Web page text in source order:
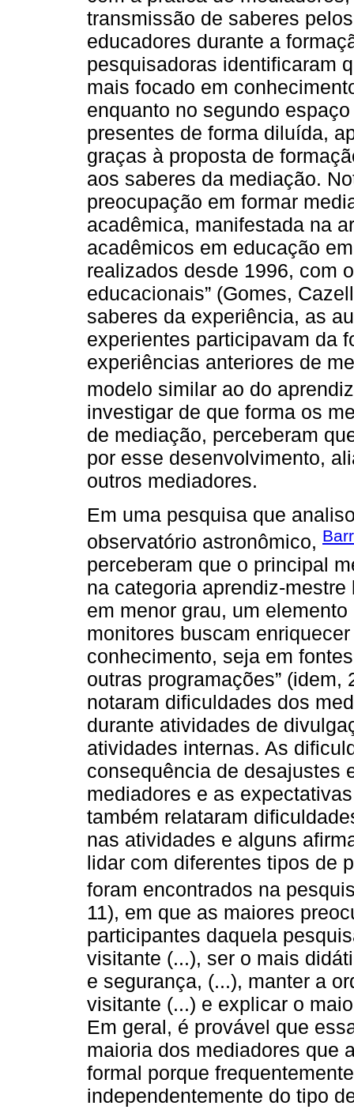
transmissão de saberes
educadores durante a
pesquisadoras identificaram
mais focado em
enquanto no segundo
presentes de forma diluída,
graças à proposta de
aos saberes da mediação.
preocupação em formar
acadêmica, manifestada na
acadêmicos em educação
realizados desde 1996, com
educacionais” (Gomes,
saberes da experiência, as
experientes participavam da
experiências anteriores de
modelo similar ao do
investigar de que forma os
de mediação, perceberam
por esse desenvolvimento,
outros mediadores.
Em uma pesquisa que
observatório astronômico,
perceberam que o principal
na categoria aprendiz-
em menor grau, um
monitores buscam
conhecimento, seja em
outras programações”
notaram dificuldades dos
durante atividades de
atividades internas. As
consequência de desajustes
mediadores e as
também relataram
nas atividades e alguns
lidar com diferentes tipos de
foram encontrados na
11), em que as maiores
participantes daquela
visitante (...), ser o mais
e segurança, (...), manter a
visitante (...) e explicar o
Em geral, é provável que
maioria dos mediadores que
formal porque
independentemente do tipo